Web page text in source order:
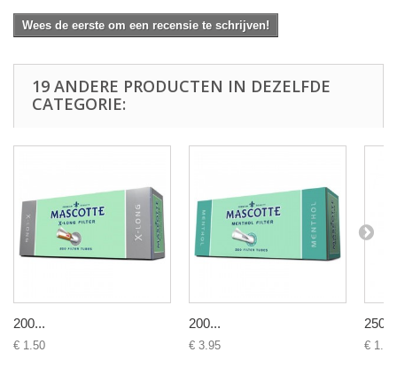
Wees de eerste om een recensie te schrijven!
19 ANDERE PRODUCTEN IN DEZELFDE
CATEGORIE:
200...
€ 1.50
200...
€ 3.95
250...
€ 1.39